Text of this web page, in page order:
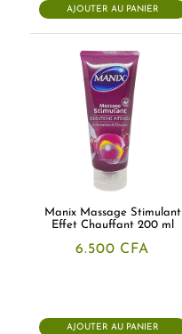
AJOUTER AU PANIER
Manix Massage Stimulant
Effet Chauffant 200 ml
6.500 CFA
AJOUTER AU PANIER